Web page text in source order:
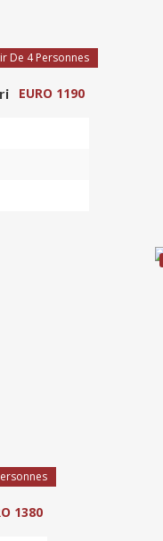
De 4 Personnes
EURO 1190
1380